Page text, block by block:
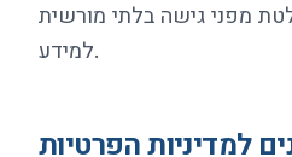
מפני גישה בלתי מורשית
למידע.
למדיניות הפרטיות